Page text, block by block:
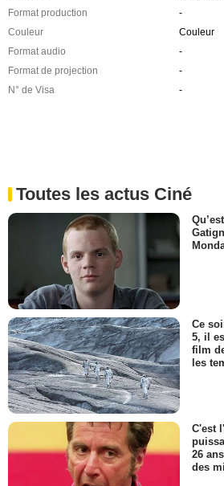
Format production
-
Couleur
Couleur
Format audio
-
Format de projection
-
N° de Visa
-
Toutes les actus Ciné
Ce
5, il
film
les
C'est
26
des